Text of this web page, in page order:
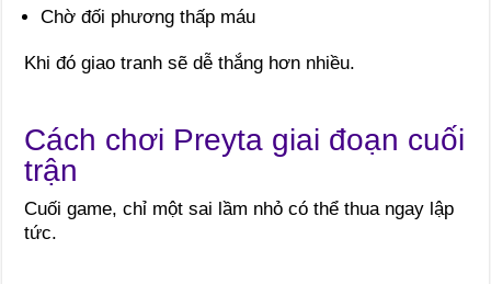
Chờ đối phương thấp máu
Khi đó giao tranh sẽ dễ thắng hơn nhiều.
Cách chơi Preyta giai đoạn cuối
trận
Cuối game, chỉ một sai lầm nhỏ có thể thua ngay lập
tức.